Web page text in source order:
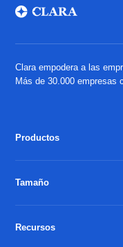
Clara empodera a las
Más de 30.000 empresas
Productos
Tamaño
Recursos